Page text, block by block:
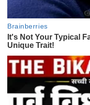
89500 रुपए प्रति 10
Also Read -सोहनलाल
संभाग प्रभारी की भी मिली